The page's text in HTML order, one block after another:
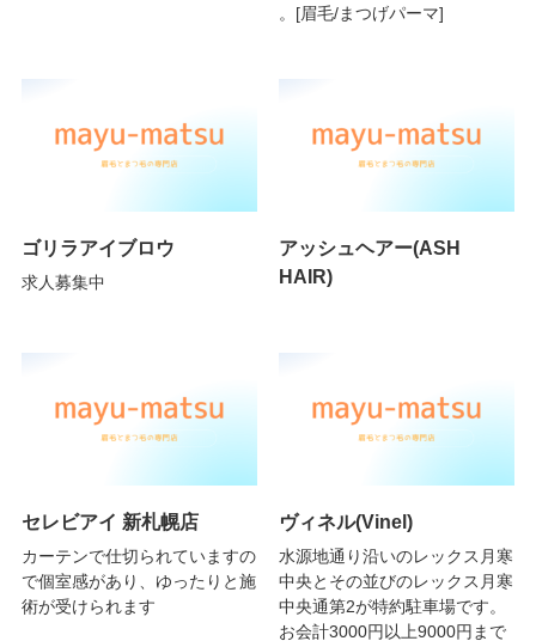
。[眉毛/まつげパーマ]
ゴリラアイブロウ
求人募集中
アッシュヘアー(ASH
HAIR)
セレビアイ 新札幌店
カーテンで仕切られていますの
で個室感があり、ゆったりと施
術が受けられます
ヴィネル(Vinel)
水源地通り沿いのレックス月寒
中央とその並びのレックス月寒
中央通第2が特約駐車場です。
お会計3000円以上9000円まで